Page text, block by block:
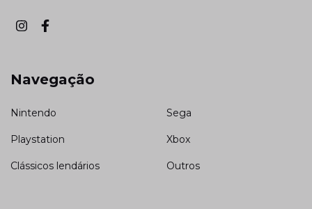
Navegação
Nintendo Sega
Playstation Xbox
Clássicos lendários Outros